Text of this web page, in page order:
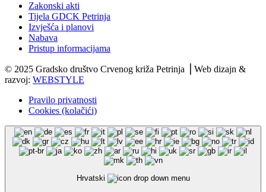
Zakonski akti
Tijela GDCK Petrinja
Izvješća i planovi
Nabava
Pristup informacijama
© 2025 Gradsko društvo Crvenog križa Petrinja ⎟ Web dizajn &
razvoj: WEBSTYLE
Pravilo privatnosti
Cookies (kolačići)
Hrvatski